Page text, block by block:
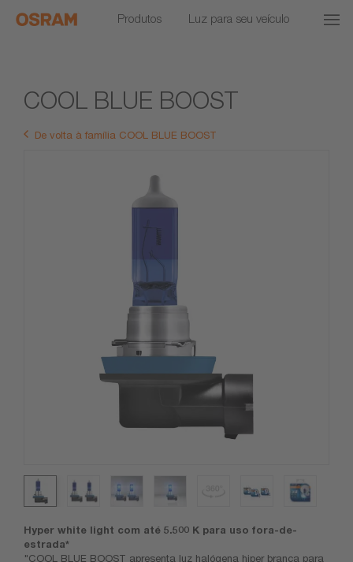
Produtos Luz para seu veículo
COOL BLUE BOOST
De volta à família COOL BLUE BOOST
Hyper white light com até 5.500 K para uso fora-de-
estrada*
"COOL BLUE BOOST apresenta luz halógena hiper branca para